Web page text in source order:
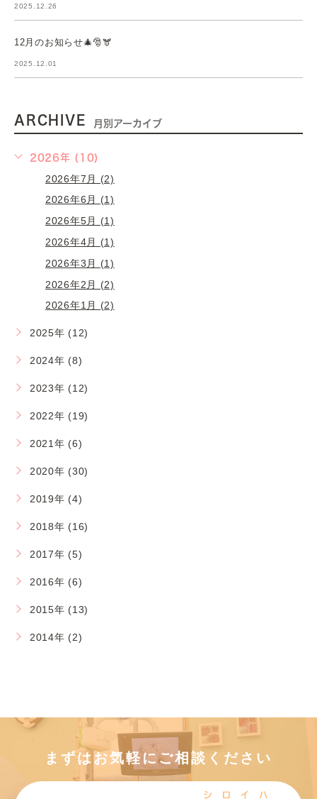
2025.12.26
12月のお知らせ🎄🎅🫎
2025.12.01
ARCHIVE 月別アーカイブ
2026年 (10)
2026年7月 (2)
2026年6月 (1)
2026年5月 (1)
2026年4月 (1)
2026年3月 (1)
2026年2月 (2)
2026年1月 (2)
2025年 (12)
2024年 (8)
2023年 (12)
2022年 (19)
2021年 (6)
2020年 (30)
2019年 (4)
2018年 (16)
2017年 (5)
2016年 (6)
2015年 (13)
2014年 (2)
まずはお気軽にご相談ください